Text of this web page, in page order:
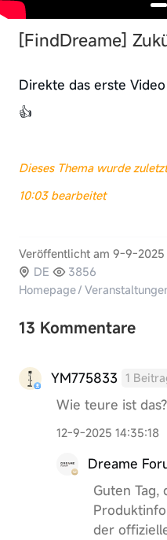
[FindDreame]
Direkte das erste
👍
Dieses Thema wurde
10:03 bearbeitet
Veröffentlicht am 9-9-2025
DE
3856
Homepage/
13 Kommentare
YM775833 1
Wie teure ist das?
12-9-2025 14:35:18
Dreame
Guten Tag,
der